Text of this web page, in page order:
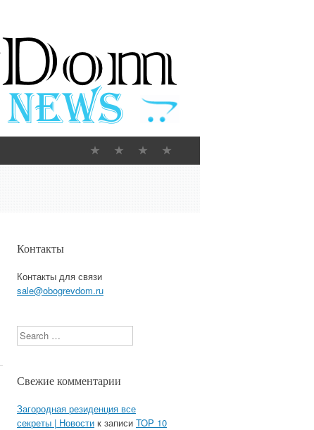
Контакты
Контакты для связи
sale@obogrevdom.ru
Search
Свежие комментарии
Загородная резиденция все
секреты | Новости к записи TOP 10